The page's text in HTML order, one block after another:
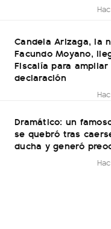
Candela Arizaga, la
Facundo Moyano,
Fiscalía para ampliar
declaración
Dramático: un
se quebró tras
ducha y generó